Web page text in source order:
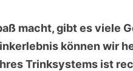
macht, gibt es viele
können wir
Trinksystems ist